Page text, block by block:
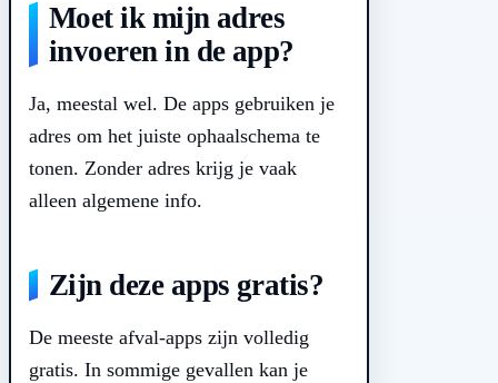
Moet ik mijn adres
invoeren in de app?
Ja, meestal wel. De apps gebruiken je
adres om het juiste ophaalschema te
tonen. Zonder adres krijg je vaak
alleen algemene info.
Zijn deze apps gratis?
De meeste afval-apps zijn volledig
gratis. In sommige gevallen kan je